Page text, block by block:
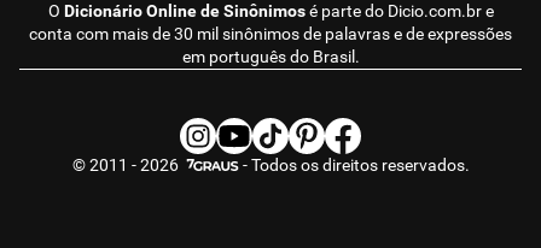
O Dicionário Online de Sinônimosé parte do Dicio.com.bre
conta com mais de 30 mil sinônimos de palavras e de expressões
em português do Brasil.
© 2011 - 2026 - Todos os direitos reservados.